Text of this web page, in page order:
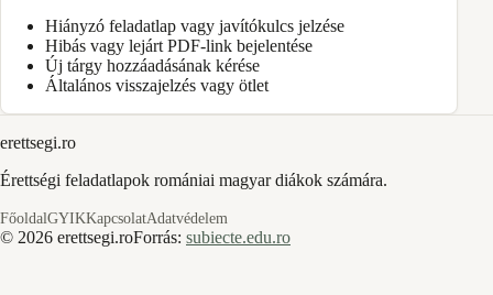
Hiányzó feladatlap vagy javítókulcs jelzése
Hibás vagy lejárt PDF-link bejelentése
Új tárgy hozzáadásának kérése
Általános visszajelzés vagy ötlet
erettsegi.ro
Érettségi feladatlapok romániai magyar diákok számára.
FőoldalGYIKKapcsolatAdatvédelem
© 2026 erettsegi.roForrás: subiecte.edu.ro